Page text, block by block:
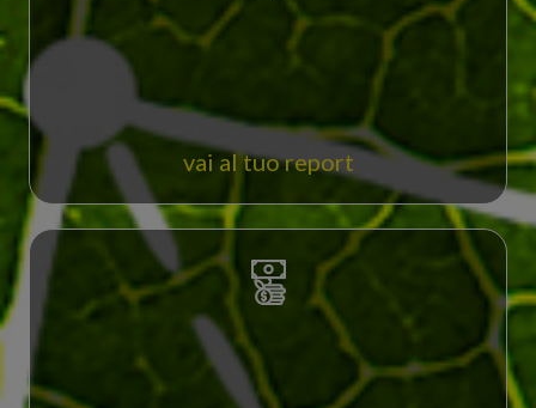
vai al tuo report